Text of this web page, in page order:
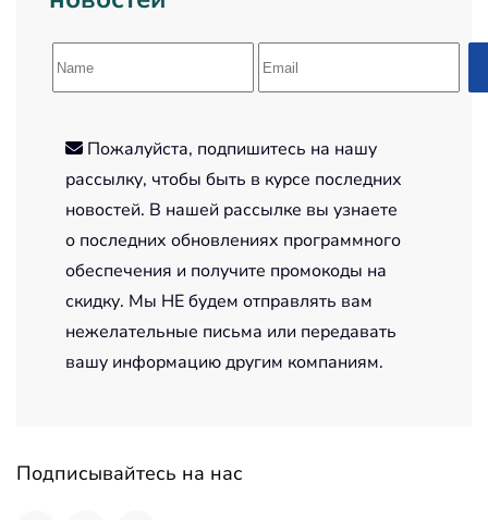
Пожалуйста, подпишитесь на нашу
рассылку, чтобы быть в курсе последних
новостей. В нашей рассылке вы узнаете
о последних обновлениях программного
обеспечения и получите промокоды на
скидку. Мы НЕ будем отправлять вам
нежелательные письма или передавать
вашу информацию другим компаниям.
Подписывайтесь на нас